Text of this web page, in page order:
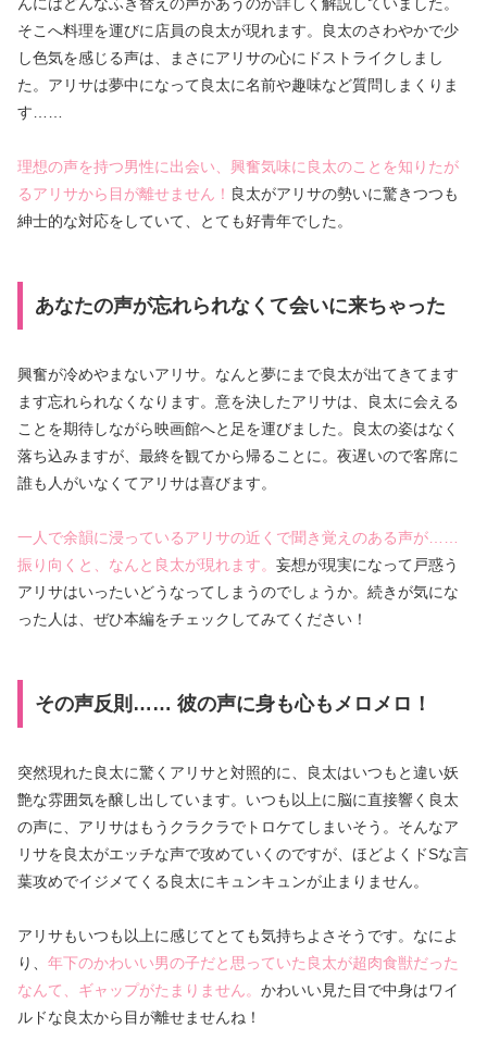
そこへ料理を運びに店員の良太が現れます。良太のさわやかで少
し色気を感じる声は、まさにアリサの心にドストライクしまし
た。アリサは夢中になって良太に名前や趣味など質問しまくりま
す……
理想の声を持つ男性に出会い、興奮気味に良太のことを知りたが
るアリサから目が離せません！ 良太がアリサの勢いに驚きつつも
紳士的な対応をしていて、とても好青年でした。
あなたの声が忘れられなくて会いに来ちゃった
興奮が冷めやまないアリサ。なんと夢にまで良太が出てきてます
ます忘れられなくなります。意を決したアリサは、良太に会える
ことを期待しながら映画館へと足を運びました。良太の姿はなく
落ち込みますが、最終を観てから帰ることに。夜遅いので客席に
誰も人がいなくてアリサは喜びます。
一人で余韻に浸っているアリサの近くで聞き覚えのある声が……
振り向くと、なんと良太が現れます。 妄想が現実になって戸惑う
アリサはいったいどうなってしまうのでしょうか。続きが気にな
った人は、ぜひ本編をチェックしてみてください！
その声反則…… 彼の声に身も心もメロメロ！
突然現れた良太に驚くアリサと対照的に、良太はいつもと違い妖
艶な雰囲気を醸し出しています。いつも以上に脳に直接響く良太
の声に、アリサはもうクラクラでトロケてしまいそう。そんなア
リサを良太がエッチな声で攻めていくのですが、ほどよくドSな言
葉攻めでイジメてくる良太にキュンキュンが止まりません。
アリサもいつも以上に感じてとても気持ちよさそうです。なによ
り、 年下のかわいい男の子だと思っていた良太が超肉食獣だった
なんて、ギャップがたまりません。 かわいい見た目で中身はワイ
ルドな良太から目が離せませんね！